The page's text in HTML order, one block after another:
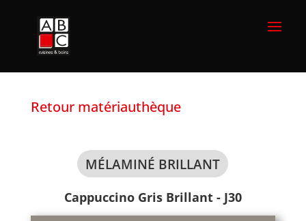
Retour matériauthèque
MÉLAMINÉ BRILLANT
Cappuccino Gris Brillant - J30